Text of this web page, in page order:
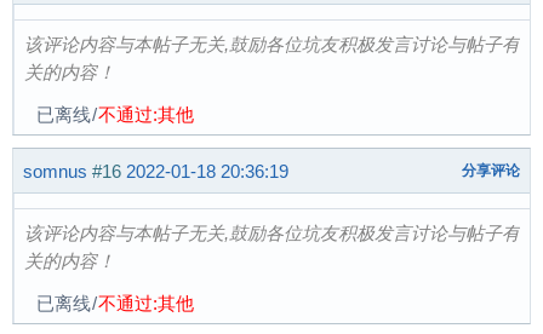
missing environment variable: bootfile
Retrieving file: pxelinux.cfg/default-arm-
No ethernet found.
Retrieving file: pxelinux.cfg/default-arm
No ethernet found.
missing environment variable: bootfile
Retrieving file: pxelinux.cfg/default
No ethernet found.
Config file not found
starting USB...
No controllers found
该评论内容与本帖子无关,鼓励各位坑友积极发言讨论与帖子有
关的内容！
已离线/不通过:其他
somnus #16 2022-01-18 20:36:19 分享评论
该评论内容与本帖子无关,鼓励各位坑友积极发言讨论与帖子有
关的内容！
已离线/不通过:其他